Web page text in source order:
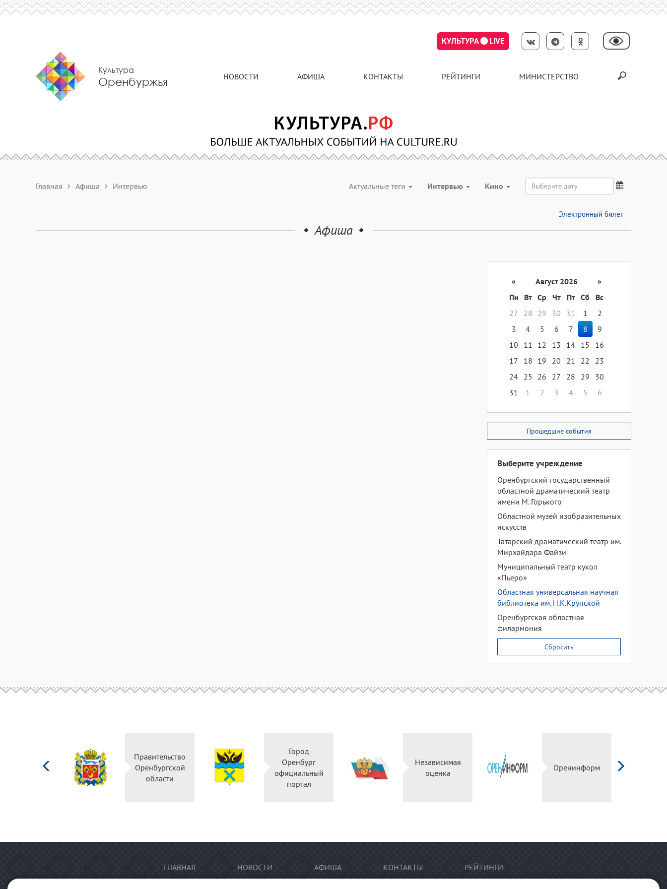
КУЛЬТУРА LIVE
Культура
Оренбуржья НОВОСТИ АФИША КОНТАКТЫ РЕЙТИНГИ МИНИСТЕРСТВО
Главная Афиша Интервью Актуальные теги Интервью Кино
Электронный билет
Афиша
« Август 2026
»
Пн
Вт Ср Чт Пт Сб
Вс
27
28 29 30 31 1
2
3
4 5 6 7 8
9
10
11 12 13 14 15
16
17
18 19 20 21 22
23
24 25 26 27 28 29
30
31
1 2 3 4 5 6
Прошедшие события
Выберите учреждение
Оренбургский государственный
областной драматический театр
имени М. Горького
Областной музей изобразительных
искусств
Татарский драматический театр им.
Мирхайдара Файзи
Муниципальный театр кукол
«Пьеро»
Областная универсальная научная
библиотека им. Н.К.Крупской
Оренбургская областная
филармония
Сбросить
Правительство
Оренбургской
области
Город
Оренбург
официальный
портал
Независимая
оценка
Оренинформ
ГЛАВНАЯ НОВОСТИ АФИША КОНТАКТЫ РЕЙТИНГИ